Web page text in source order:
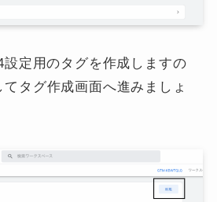
定用のタグを作成しますの
タグ作成画面へ進みましょ